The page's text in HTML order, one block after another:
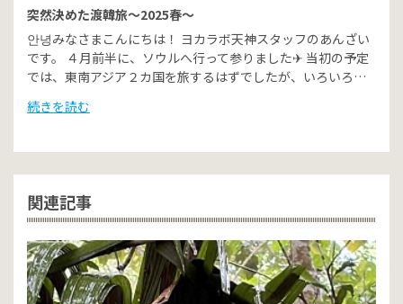
突然決めた渡韓旅～2025春～
안녕みなさまこんにちは！ ヨカラボ天神スタッフのあんざい
です。 ４月前半に、ソウルへ行って参りました✈ 当初の予定
では、東南アジア２カ国を旅するはずでしたが、いろいろ…
続きを読む
関連記事